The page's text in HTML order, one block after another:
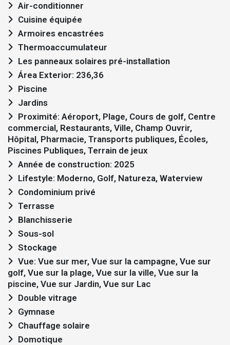
Air-conditionner
Cuisine équipée
Armoires encastrées
Thermoaccumulateur
Les panneaux solaires pré-installation
Área Exterior: 236,36
Piscine
Jardins
commercial, Restaurants, Ville, Champ Ouvrir,
Hôpital, Pharmacie, Transports publiques, Écoles,
Piscines Publiques, Terrain de jeux
Année de construction: 2025
Lifestyle: Moderno, Golf, Natureza, Waterview
Condominium privé
Terrasse
Blanchisserie
Sous-sol
Stockage
golf, Vue sur la plage, Vue sur la ville, Vue sur la
piscine, Vue sur Jardin, Vue sur Lac
Double vitrage
Gymnase
Chauffage solaire
Domotique